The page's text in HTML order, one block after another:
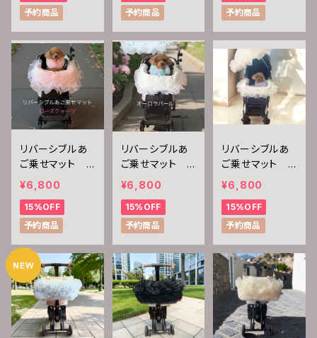
予約商品
予約商品
予約商品
リバーシブルあ
ご乗せマット
(ローズクォー
¥6,800
15%OFF
予約商品
リバーシブルあ
ご乗せマット
(オーロラパー
ル)
¥6,800
15%OFF
予約商品
リバーシブルあ
ご乗せマット
(シャンパンガー
ネット)
¥6,800
15%OFF
予約商品